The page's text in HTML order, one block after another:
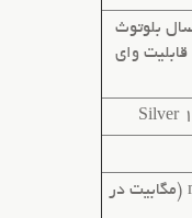
بلوتوث
قابلیت وای
Silver
150 mb/s (مگابیت در